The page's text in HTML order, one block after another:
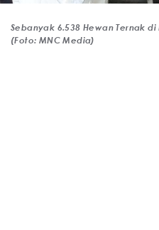
Sebanyak 6.538 Hewan Ternak di
(Foto: MNC Media)